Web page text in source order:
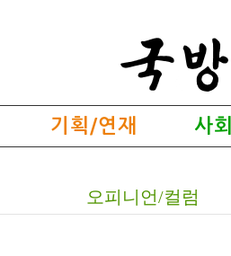
기획/연재 사
오피니언/컬럼